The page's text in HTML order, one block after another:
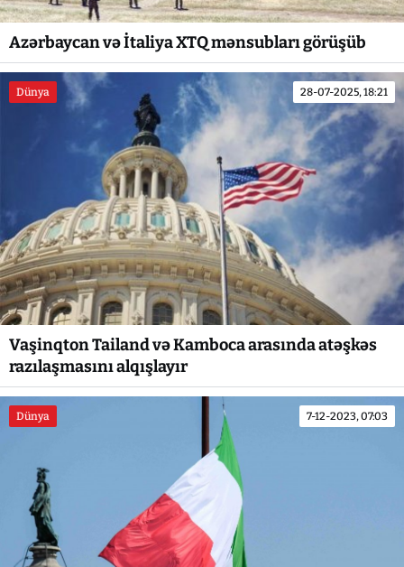
Azərbaycan və İtaliya XTQ mənsubları görüşüb
Dünya 28-07-2025, 18:21
Vaşinqton Tailand və Kamboca arasında atəşkəs
razılaşmasını alqışlayır
Dünya 7-12-2023, 07:03